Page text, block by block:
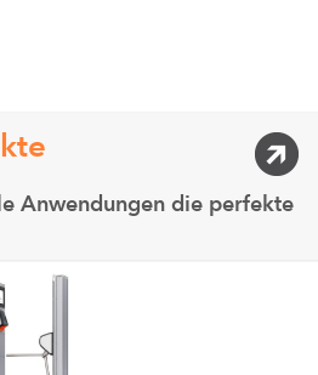
Anwendungen die perfekte